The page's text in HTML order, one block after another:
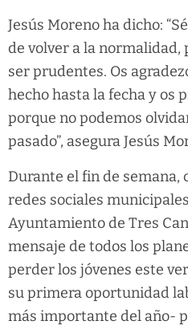
Jesús Moreno ha dicho:
de volver a la normalidad,
ser prudentes. Os
hecho hasta la fecha y os
porque no podemos
pasado”, asegura Jesús
Durante el fin de semana,
redes sociales
Ayuntamiento de Tres
mensaje de todos los
perder los jóvenes este
su primera oportunidad
más importante del año-